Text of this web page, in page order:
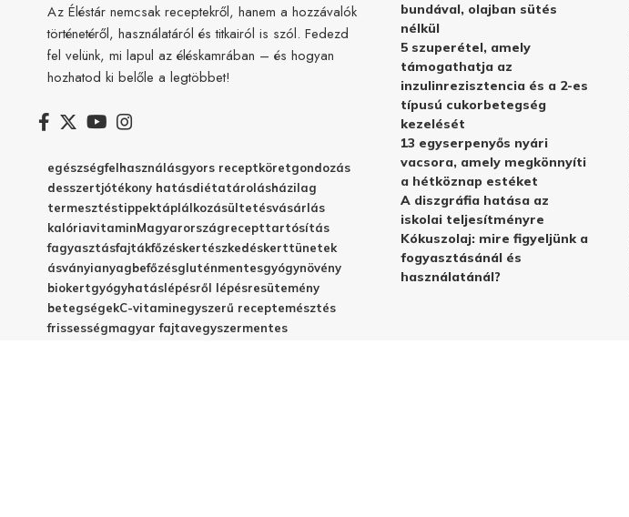
Az Éléstár nemcsak receptekről, hanem a hozzávalók
történetéről, használatáról és titkairól is szól. Fedezd
fel velünk, mi lapul az éléskamrában – és hogyan
hozhatod ki belőle a legtöbbet!
egészségfelhasználásgyors receptköretgondozás
desszertjótékony hatásdiétatárolásházilag
termesztéstippektáplálkozásültetésvásárlás
kalóriavitaminMagyarországrecepttartósítás
fagyasztásfajtákfőzéskertészkedéskerttünetek
ásványianyagbefőzésgluténmentesgyógynövény
biokertgyógyhatáslépésről lépésresütemény
betegségekC-vitaminegyszerű receptemésztés
frissességmagyar fajtavegyszermentes
bundával, olajban sütés
nélkül
5 szuperétel, amely
támogathatja az
inzulinrezisztencia és a 2-es
típusú cukorbetegség
kezelését
13 egyserpenyős nyári
vacsora, amely megkönnyíti
a hétköznap estéket
A diszgráfia hatása az
iskolai teljesítményre
Kókuszolaj: mire figyeljünk a
fogyasztásánál és
használatánál?